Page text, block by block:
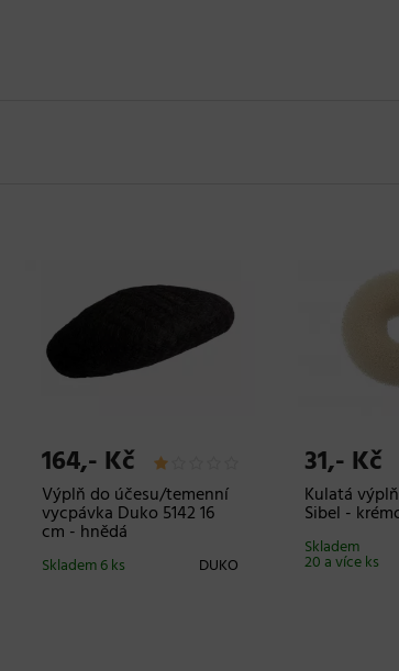
164,- Kč
Výplň do účesu/temenní
vycpávka Duko 5142 16
cm - hnědá
DUKO
Skladem 6 ks
31,- Kč
Kulatá
Sibel -
Skladem
20 a více ks